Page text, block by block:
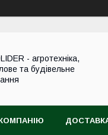
- агротехніка,
та будівельне